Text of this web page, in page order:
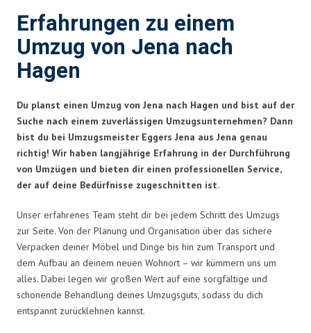
Erfahrungen zu einem
Umzug von Jena nach
Hagen
Du planst einen Umzug von Jena nach Hagen und bist auf der
Suche nach einem zuverlässigen Umzugsunternehmen? Dann
bist du bei Umzugsmeister Eggers Jena aus Jena genau
richtig! Wir haben langjährige Erfahrung in der Durchführung
von Umzügen und bieten dir einen professionellen Service,
der auf deine Bedürfnisse zugeschnitten ist.
Unser erfahrenes Team steht dir bei jedem Schritt des Umzugs
zur Seite. Von der Planung und Organisation über das sichere
Verpacken deiner Möbel und Dinge bis hin zum Transport und
dem Aufbau an deinem neuen Wohnort – wir kümmern uns um
alles. Dabei legen wir großen Wert auf eine sorgfältige und
schonende Behandlung deines Umzugsguts, sodass du dich
entspannt zurücklehnen kannst.